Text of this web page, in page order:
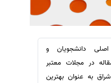
دانشجویان و
در مجلات معتبر
به عنوان بهترین